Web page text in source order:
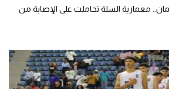
معمارية السلة تحاملت على الإصابة من